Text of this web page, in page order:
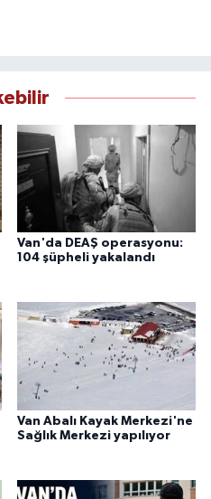
Editoryal sürece katkı sunan
doğruluk ve etik ilkeler
Van'da DEAŞ operasyonu:
104 şüpheli yakalandı
Van Abalı Kayak Merkezi'ne
Sağlık Merkezi yapılıyor